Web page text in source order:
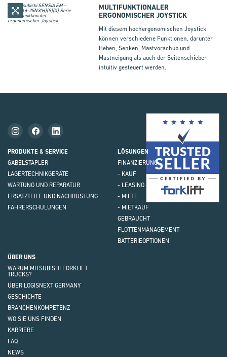
MULTIFUNKTIONALER
ERGONOMISCHER JOYSTICK
Mit diesem hochergonomischen Joystick
können verschiedene Funktionen, darunter
Heben, Senken, Mastvorschub und
Mastneigung als auch der Seitenschieber
intuitiv gesteuert werden.
PRODUKTE & SERVICE
GABELSTAPLER
LAGERTECHNIKGERÄTE
WARTUNG UND REPARATUR
ERSATZTEILE UND NACHRÜSTUNG
FAHRERSCHULUNGEN
LÖSUNGEN
FINANZIERUNG
- KAUF
- LEASING
- MIETE
- MIETKAUF
GEBRAUCHT
FLOTTEN MANAGEMENT
BATTERIEOPTIONEN
ÜBER UNS
WARUM MITSUBISHI FORKLIFT
TRUCKS?
ÜBER LOGISNEXT GERMANY
GESCHICHTE
BRANCHEN KOMPETENZ
WO SIE UNS FINDEN
KARRIERE
FAQ
NEWS